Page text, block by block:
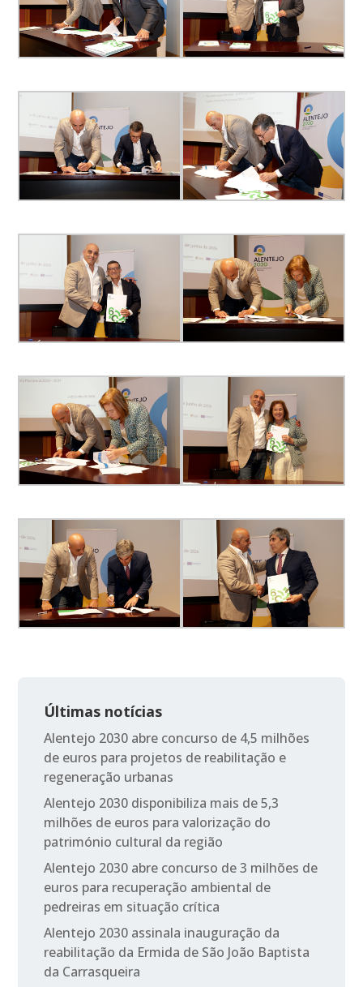
Últimas notícias
Alentejo 2030 abre concurso de 4,5 milhões
de euros para projetos de reabilitação e
regeneração urbanas
Alentejo 2030 disponibiliza mais de 5,3
milhões de euros para valorização do
património cultural da região
Alentejo 2030 abre concurso de 3 milhões de
euros para recuperação ambiental de
pedreiras em situação crítica
Alentejo 2030 assinala inauguração da
reabilitação da Ermida de São João Baptista
da Carrasqueira